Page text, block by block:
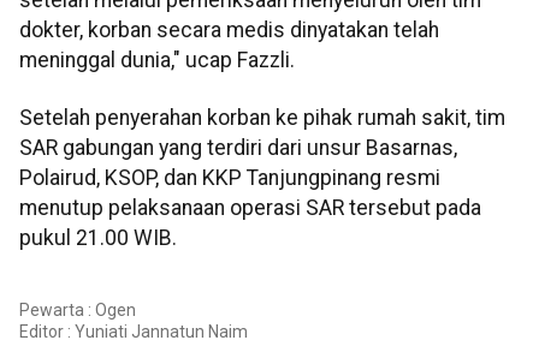
dokter, korban secara medis dinyatakan telah
meninggal dunia," ucap Fazzli.
Setelah penyerahan korban ke pihak rumah sakit, tim
SAR gabungan yang terdiri dari unsur Basarnas,
Polairud, KSOP, dan KKP Tanjungpinang resmi
menutup pelaksanaan operasi SAR tersebut pada
pukul 21.00 WIB.
Pewarta : Ogen
Editor : Yuniati Jannatun Naim